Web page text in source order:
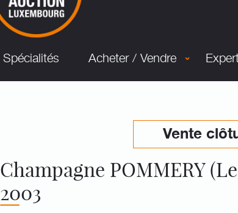
Spécialités Acheter / Vendre
Vente
Champagne POMMERY
2003